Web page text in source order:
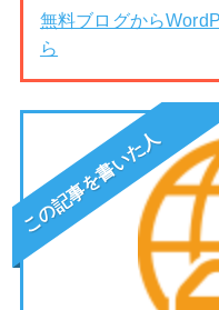
無料ブログから
ら
この記事を書いた人